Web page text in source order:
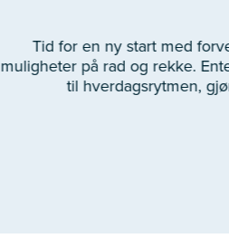
Tid for en ny start med
muligheter på rad og rekke.
til hverdagsrytmen,